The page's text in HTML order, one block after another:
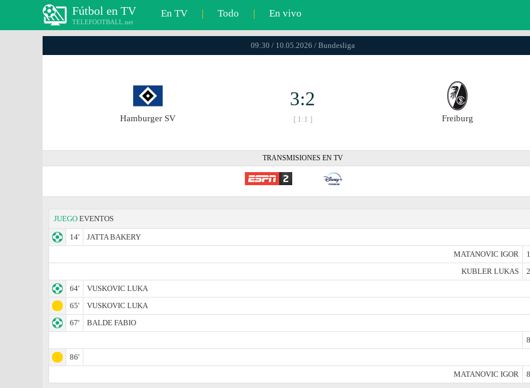
Fútbol en TV
TELEFOOTBALL.net
En TV | Todo | En vivo
09:30 / 10.05.2026 / Bundesliga
Hamburger SV
3:2
[ 1:1 ] Freiburg
TRANSMISIONES EN TV
JUEGO EVENTOS
14'
JATTA BAKERY
MATANOVIC IGOR
KUBLER LUKAS
64'
VUSKOVIC LUKA
65'
VUSKOVIC LUKA
67'
BALDE FABIO
86'
MATANOVIC IGOR